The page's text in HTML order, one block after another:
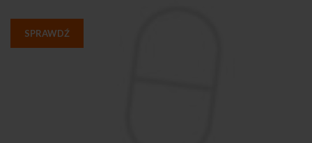
SPRAWDŹ